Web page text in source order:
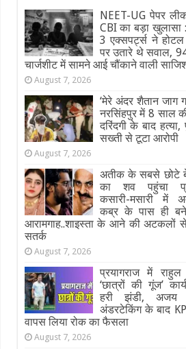
NEET-UG पेपर
CBI का बड़ा
3 एक्सपर्ट्स ने होटल
पर उतारे थे सवाल,
चार्जशीट में सामने आई चौंकाने वाली
August 7, 2026
‘मेरे अंदर शैतान जाग
नरसिंहपुर में 8 साल
दरिंदगी के बाद
सख्ती से टूटा आरोपी
August 7, 2026
अतीक के सबसे छोटे
का शव पहुंचा
कसारी-मसारी में
कब्र के पास ही
आरामगाह..शाइस्ता के आने की अटकलों
सतर्क
August 7, 2026
प्रयागराज में
‘छात्रों की गूंज’
हरी झंडी, अजय
अंडरटेकिंग के बाद
वापस लिया रोक का फैसला
August 7, 2026